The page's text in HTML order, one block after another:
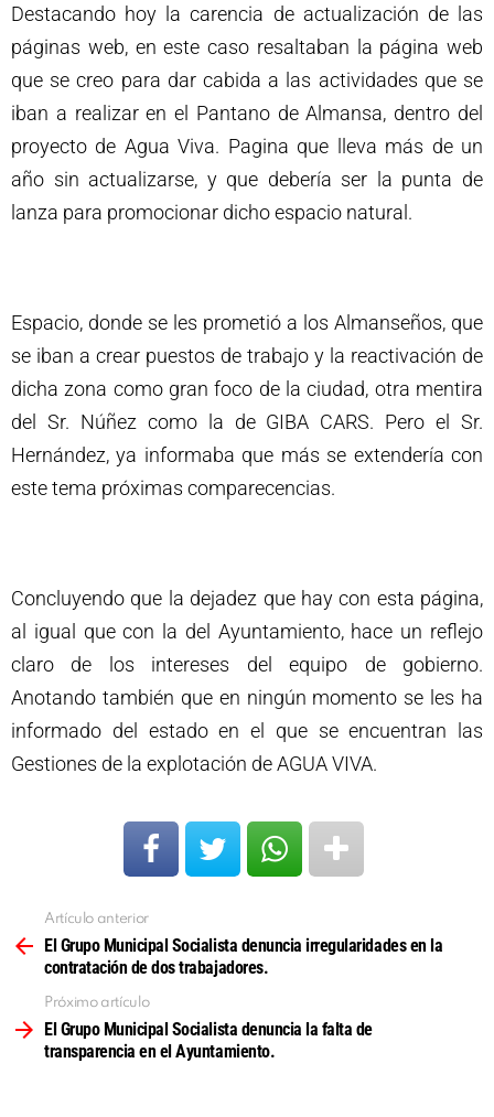
Destacando hoy la carencia de actualización de las
páginas web, en este caso resaltaban la página web
que se creo para dar cabida a las actividades que se
iban a realizar en el Pantano de Almansa, dentro del
proyecto de Agua Viva. Pagina que lleva más de un
año sin actualizarse, y que debería ser la punta de
lanza para promocionar dicho espacio natural.
Espacio, donde se les prometió a los Almanseños, que
se iban a crear puestos de trabajo y la reactivación de
dicha zona como gran foco de la ciudad, otra mentira
del Sr. Núñez como la de GIBA CARS. Pero el Sr.
Hernández, ya informaba que más se extendería con
este tema próximas comparecencias.
Concluyendo que la dejadez que hay con esta página,
al igual que con la del Ayuntamiento, hace un reflejo
claro de los intereses del equipo de gobierno.
Anotando también que en ningún momento se les ha
informado del estado en el que se encuentran las
Gestiones de la explotación de AGUA VIVA.
más
Artículo anterior
El Grupo Municipal Socialista denuncia irregularidades en la
contratación de dos trabajadores.
Próximo artículo
El Grupo Municipal Socialista denuncia la falta de
transparencia en el Ayuntamiento.